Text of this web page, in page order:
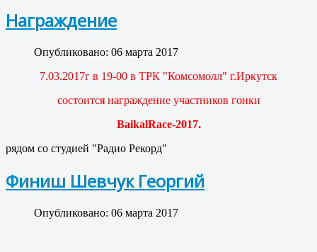
Награждение
Опубликовано: 06 марта 2017
7.03.2017г в 19-00 в ТРК "Комсомолл" г.Иркутск
состоится награждение участников гонки
BaikalRace-2017.
рядом со студией "Радио Рекорд"
Финиш Шевчук Георгий
Опубликовано: 06 марта 2017